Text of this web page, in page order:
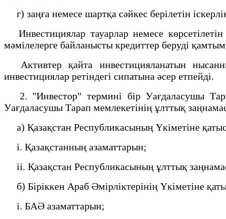
г) заңға немесе шартқа сәйкес берілетін
Инвестициялар тауарлар немесе
мәмілелерге байланысты кредиттер беруді
Активтер қайта инвестицияланатын
инвестициялар ретіндегі сипатына әсер етпейді.
2. "Инвестор" термині бір Уағдаласушы
Уағдаласушы Тарап мемлекетінің ұлттық
а) Қазақстан Республикасының Үкіметіне
i. Қазақстанның азаматтарын;
ii. Қазақстан Республикасының ұлттық
б) Біріккен Араб Әмірліктерінің Үкіметіне
i. БАӘ азаматтарын;